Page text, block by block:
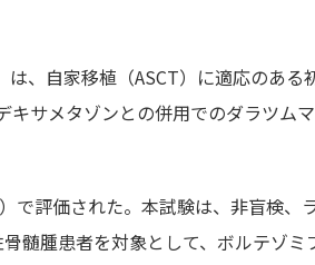
、自家移植（ASCT）に適応のある
サメタゾンとの併用でのダラツムマ
で評価された。本試験は、非盲検、
髄腫患者を対象として、ボルテゾミ